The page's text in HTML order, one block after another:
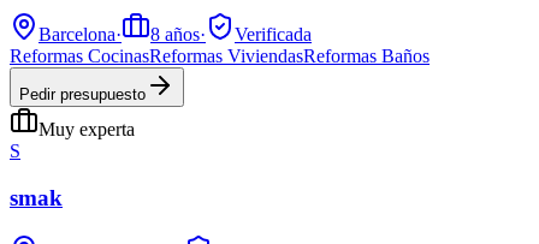
Barcelona· 8 años·
Verificada
Reformas CocinasReformas ViviendasReformas Baños
Pedir presupuesto
Muy experta
S
smak